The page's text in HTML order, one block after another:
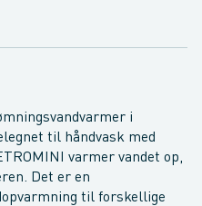
i
til håndvask med
varmer vandet op,
Det er en
til forskellige